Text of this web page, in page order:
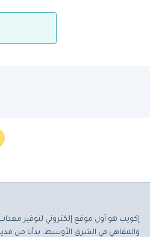
إكويب هو أول موقع إلكتروني لتوفير
والمقاهي في الشرق الأوسط. بدأنا من